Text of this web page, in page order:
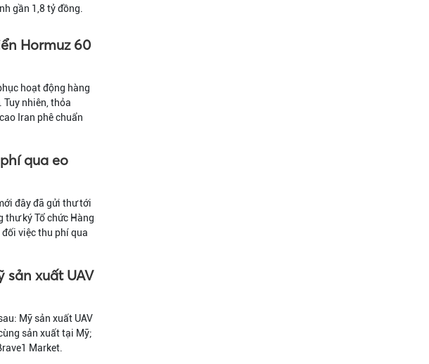
gần 1,8 tỷ đồng.
Hormuz 60
hoạt động hàng
Tuy nhiên, thỏa
Iran phê chuẩn
qua eo
đây đã gửi thư tới
thư ký Tổ chức Hàng
việc thu phí qua
sản xuất UAV
Mỹ sản xuất UAV
sản xuất tại Mỹ;
Market.